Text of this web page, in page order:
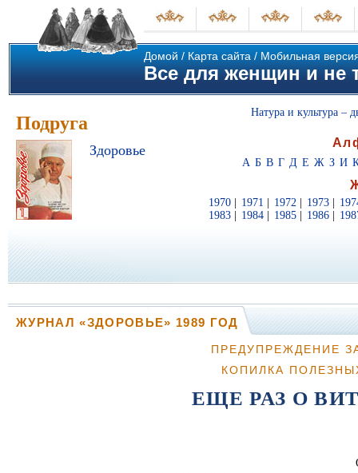
Домой / Карта сайта / Мобильная
Все для женщин и не
Подруга
Здоровье
Натура и культура –
А Б В Г Д Е Ж З И
1970| 1971 1972| 1973|
1983| 1984| 1985| 1986|
ЖУРНАЛ «ЗДОРОВЬЕ» 1989 ГОД
ПРЕДУПРЕЖДЕНИЕ
КОПИЛКА
ЕЩЕ РАЗ О